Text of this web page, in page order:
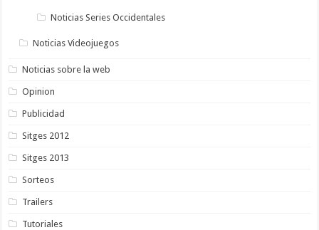
Noticias Series Occidentales
Noticias Videojuegos
Noticias sobre la web
Opinion
Publicidad
Sitges 2012
Sitges 2013
Sorteos
Trailers
Tutoriales